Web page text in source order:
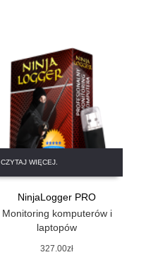
CZYTAJ WIĘCEJ.
NinjaLogger PRO
Monitoring komputerów i
laptopów
327.00zł